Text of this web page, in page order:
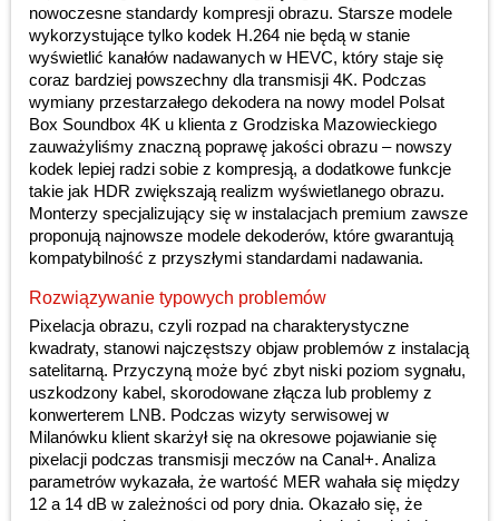
nowoczesne standardy kompresji obrazu. Starsze modele
wykorzystujące tylko kodek H.264 nie będą w stanie
wyświetlić kanałów nadawanych w HEVC, który staje się
coraz bardziej powszechny dla transmisji 4K. Podczas
wymiany przestarzałego dekodera na nowy model Polsat
Box Soundbox 4K u klienta z Grodziska Mazowieckiego
zauważyliśmy znaczną poprawę jakości obrazu – nowszy
kodek lepiej radzi sobie z kompresją, a dodatkowe funkcje
takie jak HDR zwiększają realizm wyświetlanego obrazu.
Monterzy specjalizujący się w instalacjach premium zawsze
proponują najnowsze modele dekoderów, które gwarantują
kompatybilność z przyszłymi standardami nadawania.
Rozwiązywanie typowych problemów
Pixelacja obrazu, czyli rozpad na charakterystyczne
kwadraty, stanowi najczęstszy objaw problemów z instalacją
satelitarną. Przyczyną może być zbyt niski poziom sygnału,
uszkodzony kabel, skorodowane złącza lub problemy z
konwerterem LNB. Podczas wizyty serwisowej w
Milanówku klient skarżył się na okresowe pojawianie się
pixelacji podczas transmisji meczów na Canal+. Analiza
parametrów wykazała, że wartość MER wahała się między
12 a 14 dB w zależności od pory dnia. Okazało się, że